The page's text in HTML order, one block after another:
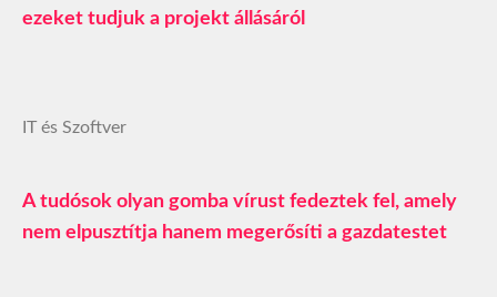
ezeket tudjuk a projekt állásáról
IT és Szoftver
A tudósok olyan gomba vírust fedeztek fel, amely
nem elpusztítja hanem megerősíti a gazdatestet